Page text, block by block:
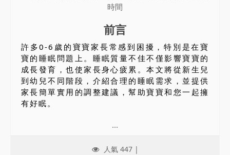
前言
許多0-6歲的寶寶家長常感到困擾，特別是在寶
寶的睡眠問題上。睡眠質量不佳不僅影響寶寶的
成長發育，也使家長身心疲累。本文將從新生兒
到幼兒不同階段，介紹合理的睡眠需求，並提供
家長簡單實用的調整建議，幫助寶寶和您一起擁
有好眠。
...
人氣 447 |